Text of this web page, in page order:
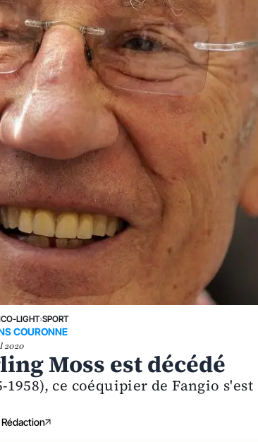
LIGHT›SPORT
COURONNE
2020
Moss est décédé
ce coéquipier de Fangio s'est